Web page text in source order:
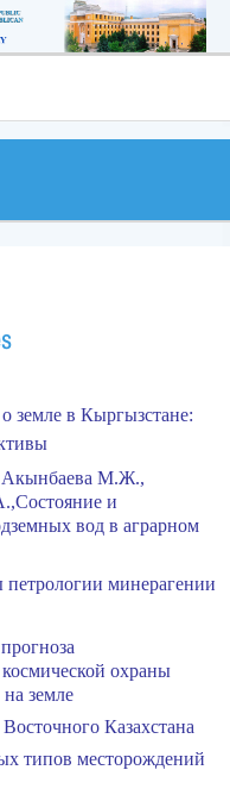
земле в Кыргызстане:
М.Ж.,
и
вод в аграрном
минерагении
охраны
земле
Казахстана
типов месторождений